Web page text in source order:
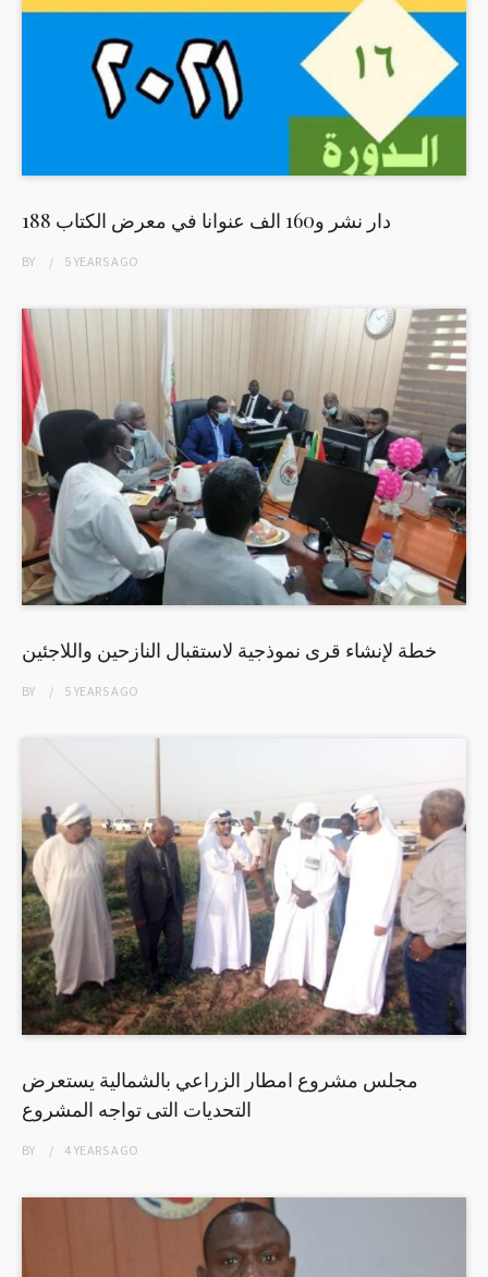
188 دار نشر و160 الف عنوانا في معرض الكتاب
BY 5 YEARSAGO
خطة لإنشاء قرى نموذجية لاستقبال النازحين واللاجئين
BY 5 YEARSAGO
مجلس مشروع امطار الزراعي بالشمالية يستعرض
التحديات التى تواجه المشروع
BY 4 YEARSAGO